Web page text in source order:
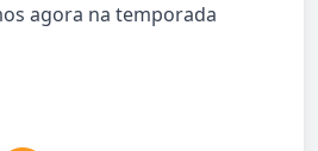
agora na temporada